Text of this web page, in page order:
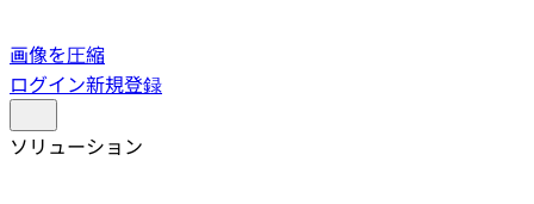
画像を圧縮
ログイン新規登録
ソリューション